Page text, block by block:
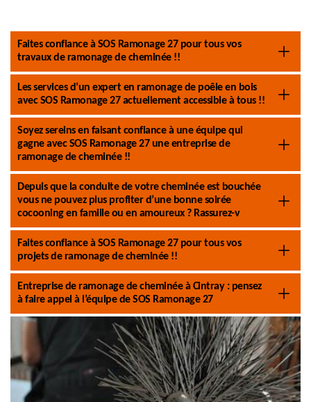
Faites confiance à SOS Ramonage 27 pour tous vos
travaux de ramonage de cheminée !!
Les services d’un expert en ramonage de poêle en bois
avec SOS Ramonage 27 actuellement accessible à tous !!
Soyez sereins en faisant confiance à une équipe qui
gagne avec SOS Ramonage 27 une entreprise de
ramonage de cheminée !!
Depuis que la conduite de votre cheminée est bouchée
vous ne pouvez plus profiter d’une bonne soirée
cocooning en famille ou en amoureux ? Rassurez-v
Faites confiance à SOS Ramonage 27 pour tous vos
projets de ramonage de cheminée !!
Entreprise de ramonage de cheminée à Cintray : pensez
à faire appel à l’équipe de SOS Ramonage 27